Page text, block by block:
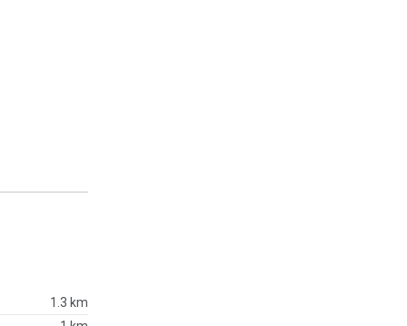
1.3 km